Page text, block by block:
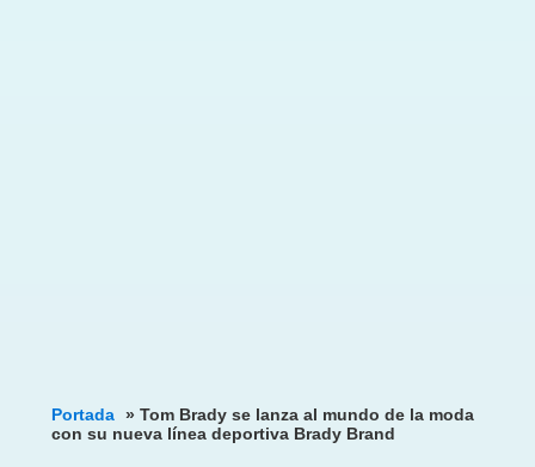
Portada » Tom Brady se lanza al mundo de la moda
con su nueva línea deportiva Brady Brand